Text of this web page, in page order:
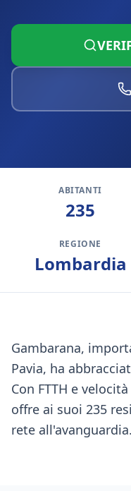
ABITANTI
235
REGIONE
Lombardia
Gambarana,
Pavia, ha
Con FTTH e
offre ai suoi 235
rete all'avanguardia.